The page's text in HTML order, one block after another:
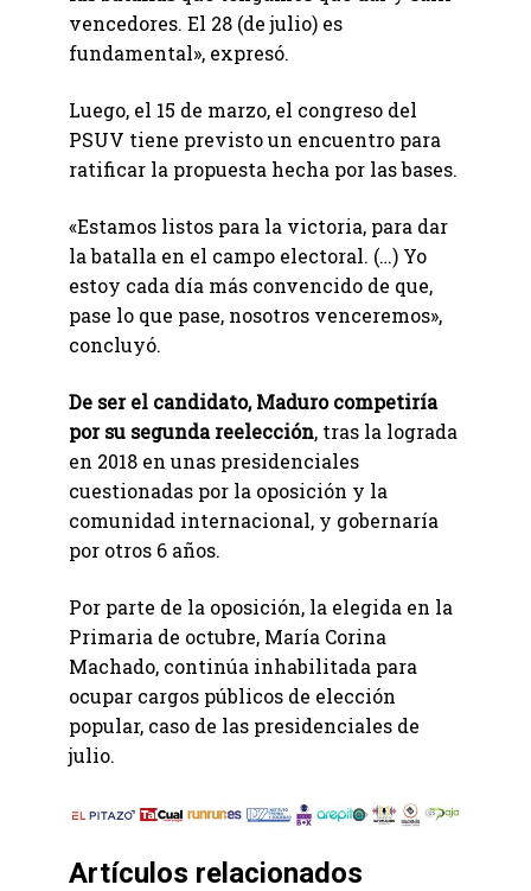
vencedores. El 28 (de julio) es
fundamental», expresó.
Luego, el 15 de marzo, el congreso del
PSUV tiene previsto un encuentro para
ratificar la propuesta hecha por las bases.
«Estamos listos para la victoria, para dar
la batalla en el campo electoral. (…) Yo
estoy cada día más convencido de que,
pase lo que pase, nosotros venceremos»,
concluyó.
De ser el candidato, Maduro competiría
por su segunda reelección, tras la lograda
en 2018 en unas presidenciales
cuestionadas por la oposición y la
comunidad internacional, y gobernaría
por otros 6 años.
Por parte de la oposición, la elegida en la
Primaria de octubre, María Corina
Machado, continúa inhabilitada para
ocupar cargos públicos de elección
popular, caso de las presidenciales de
julio.
Artículos relacionados